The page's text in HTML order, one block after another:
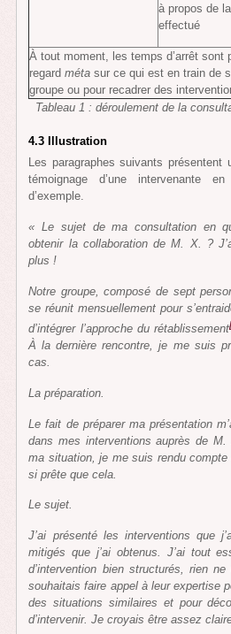
à propos de
effectué
À tout moment, les temps d’arrêt sont
regardméta sur ce qui est en train de
groupe ou pour recadrer des
Tableau 1 : déroulement de la
4.3 Illustration
Les paragraphes suivants
témoignage d’une intervenante
d’exemple.
« Le sujet de ma consultation en
obtenir la collaboration de M. X. ?
plus !
Notre groupe, composé de sept
se réunit mensuellement pour
d’intégrer l’approche du rétablissement
À la dernière rencontre, je me suis
cas.
La préparation.
Le fait de préparer ma présentation
dans mes interventions auprès de M.
ma situation, je me suis rendu compte
si prête que cela.
Le sujet.
J’ai présenté les interventions que
mitigés que j’ai obtenus. J’ai tout
d’intervention bien structurés, rien
souhaitais faire appel à leur expertise
des situations similaires et pour
d’intervenir. Je croyais être assez